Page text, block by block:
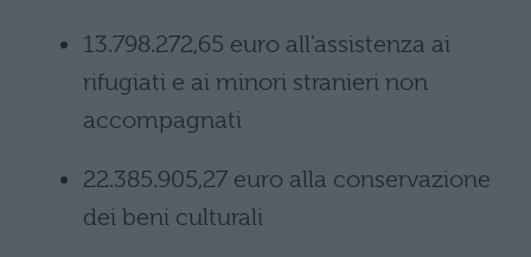
13.798.272,65 euro all’assistenza ai
rifugiati e ai minori stranieri non
accompagnati
22.385.905,27 euro alla conservazione
dei beni culturali